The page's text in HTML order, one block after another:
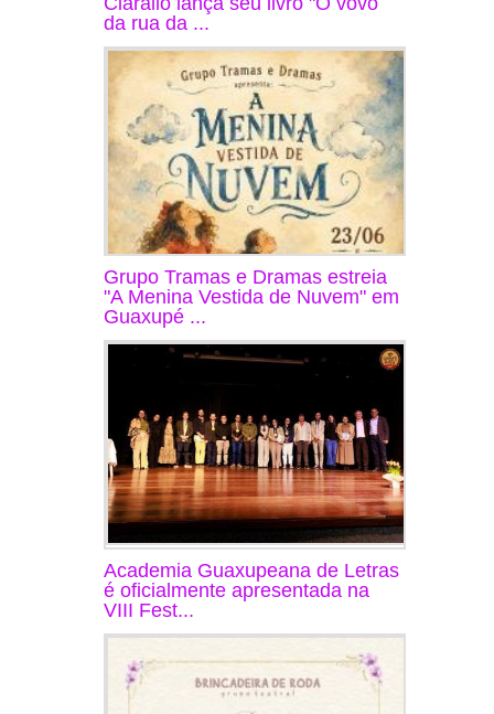
da rua da ...
Grupo Tramas e Dramas estreia
"A Menina Vestida de Nuvem" em
Guaxupé ...
Academia Guaxupeana de Letras
é oficialmente apresentada na
VIII Fest...